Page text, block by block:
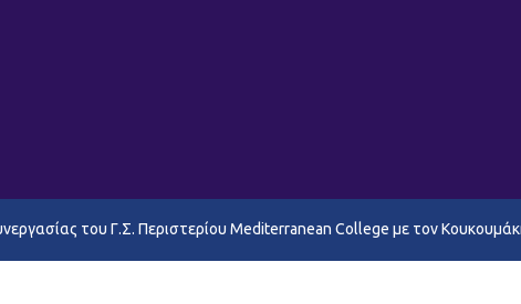
του Γ.Σ. Περιστερίου Mediterranean College με τον Κουκουμάκη